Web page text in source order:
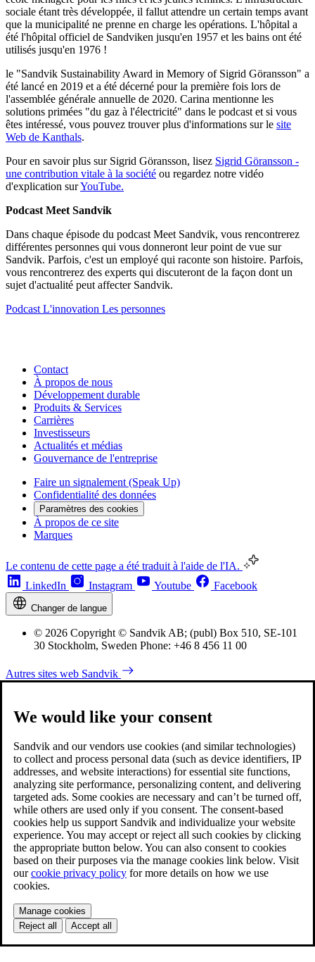
sociale étant très développée, il fallut attendre un certain temps avant
que la municipalité ne prenne en charge les opérations. L'hôpital a
été l'hôpital officiel de Sandviken jusqu'en 1957 et les bains ont été
utilisés jusqu'en 1976 !
le "Sandvik Sustainability Award in Memory of Sigrid Göransson" a
été lancé en 2019 et a été décerné pour la première fois lors de
l'assemblée générale annuelle de 2020. Carina mentionne les
solutions primées "du gaz à l'électricité" dans le podcast et si vous
êtes intéressé, vous pouvez trouver plus d'informations sur le site
Web de Kanthals.
Pour en savoir plus sur Sigrid Göransson, lisez Sigrid Göransson -
une contribution vitale à la société ou regardez notre vidéo
d'explication surYouTube.
Podcast Meet Sandvik
Dans chaque épisode du podcast Meet Sandvik, vous rencontrerez
différentes personnes qui vous donneront leur point de vue sur
Sandvik. Parfois, c'est un employé qui raconte son histoire. Parfois,
vous rencontrerez des experts qui discuteront de la façon dont un
sujet d'actualité peut affecter Sandvik.
Podcast L'innovation Les personnes
Contact
À propos de nous
Développement durable
Produits & Services
Carrières
Investisseurs
Actualités et médias
Gouvernance de l'entreprise
Faire un signalement (Speak Up)
Confidentialité des données
Paramètres des cookies
À propos de ce site
Marques
Le contenu de cette page a été traduit à l'aide de l'IA.
LinkedIn
Instagram Youtube Facebook
Changer de langue
© 2026 Copyright © Sandvik AB; (publ) Box 510, SE-101
30 Stockholm, Sweden Phone: +46 8 456 11 00
Autres sites web Sandvik
We would like your consent
Sandvik and our vendors use cookies (and similar technologies)
to collect and process personal data (such as device identifiers, IP
addresses, and website interactions) for essential site functions,
analyzing site performance, personalizing content, and delivering
targeted ads. Some cookies are necessary and can’t be turned off,
while others are used only if you consent. The consent-based
cookies help us support Sandvik and individualize your website
experience. You may accept or reject all such cookies by clicking
the appropriate button below. You can also consent to cookies
based on their purposes via the manage cookies link below. Visit
ourcookie privacy policy for more details on how we use
cookies.
Manage cookies
Reject all
Accept all